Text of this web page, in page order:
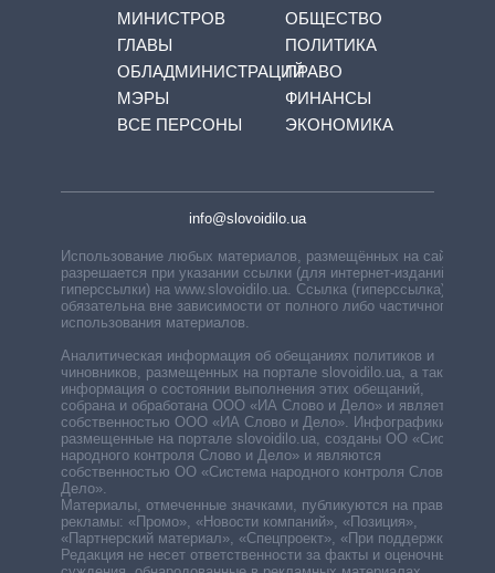
МИНИСТРОВ
ГЛАВЫ
ОБЛАДМИНИСТРАЦИЙ
МЭРЫ
ВСЕ ПЕРСОНЫ
ОБЩЕСТВО
ПОЛИТИКА
ПРАВО
ФИНАНСЫ
ЭКОНОМИКА
info@slovoidilo.ua
Использование любых материалов, размещённых на сайте,
разрешается при указании ссылки (для интернет-изданий —
гиперссылки) на www.slovoidilo.ua. Ссылка (гиперссылка)
обязательна вне зависимости от полного либо частичного
использования материалов.
Аналитическая информация об обещаниях политиков и
чиновников, размещенных на портале slovoidilo.ua, а также
информация о состоянии выполнения этих обещаний,
собрана и обработана ООО «ИА Слово и Дело» и является
собственностью ООО «ИА Слово и Дело». Инфографики,
размещенные на портале slovoidilo.ua, созданы ОО «Система
народного контроля Слово и Дело» и являются
собственностью ОО «Система народного контроля Слово и
Дело».
Материалы, отмеченные значками, публикуются на правах
рекламы: «Промо», «Новости компаний», «Позиция»,
«Партнерский материал», «Спецпроект», «При поддержке».
Редакция не несет ответственности за факты и оценочные